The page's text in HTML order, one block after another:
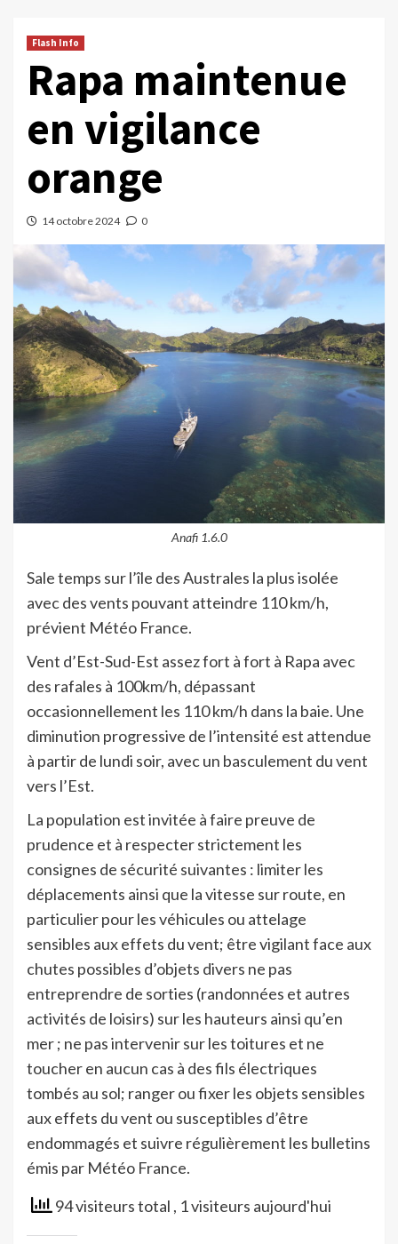
Flash Info
Rapa maintenue
en vigilance
orange
14 octobre 2024 0
Anafi 1.6.0
Sale temps sur l’île des Australes la plus isolée
avec des vents pouvant atteindre 110 km/h,
prévient Météo France.
Vent d’Est-Sud-Est assez fort à fort à Rapa avec
des rafales à 100km/h, dépassant
occasionnellement les 110 km/h dans la baie. Une
diminution progressive de l’intensité est attendue
à partir de lundi soir, avec un basculement du vent
vers l’Est.
La population est invitée à faire preuve de
prudence et à respecter strictement les
consignes de sécurité suivantes : limiter les
déplacements ainsi que la vitesse sur route, en
particulier pour les véhicules ou attelage
sensibles aux effets du vent; être vigilant face aux
chutes possibles d’objets divers ne pas
entreprendre de sorties (randonnées et autres
activités de loisirs) sur les hauteurs ainsi qu’en
mer ; ne pas intervenir sur les toitures et ne
toucher en aucun cas à des fils électriques
tombés au sol; ranger ou fixer les objets sensibles
aux effets du vent ou susceptibles d’être
endommagés et suivre régulièrement les bulletins
émis par Météo France.
94 visiteurs total , 1 visiteurs aujourd'hui